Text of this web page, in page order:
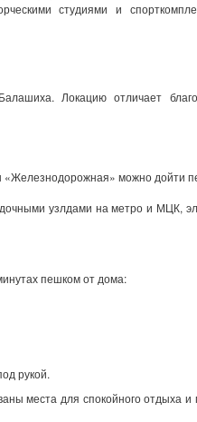
студиями и
Локацию отличает
«Железнодорожная» можно дойти
узлдами на метро и МЦК,
пешком от дома:
рукой.
места для спокойного отдыха и